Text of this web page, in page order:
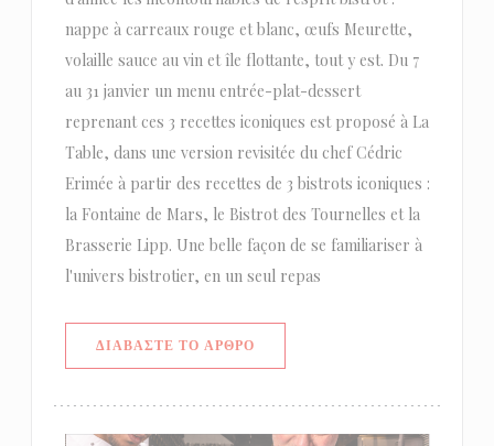
nappe à carreaux rouge et blanc, œufs Meurette,
volaille sauce au vin et île flottante, tout y est. Du 7
au 31 janvier un menu entrée-plat-dessert
reprenant ces 3 recettes iconiques est proposé à La
Table, dans une version revisitée du chef Cédric
Erimée à partir des recettes de 3 bistrots iconiques :
la Fontaine de Mars, le Bistrot des Tournelles et la
Brasserie Lipp. Une belle façon de se familiariser à
l'univers bistrotier, en un seul repas
ΔΙΑΒΆΣΤΕ ΤΟ ΆΡΘΡΟ((ΑΝΟΊΓΕΙ ΣΕ ΝΈΟ ΠΑΡΆΘΥΡΟ))